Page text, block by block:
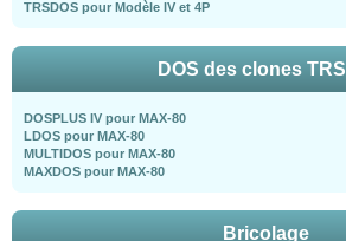
TRSDOS pour Modèle IV et 4P
DOS des clones
DOSPLUS IV pour MAX-80
LDOS pour MAX-80
MULTIDOS pour MAX-80
MAXDOS pour MAX-80
Bricolage